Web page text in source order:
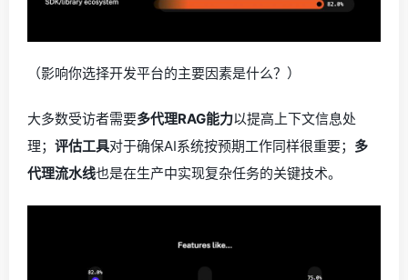
（影响你选择开发平台的主要因素是什么？）
大多数受访者需要多代理RAG能力以提高上下文信息处
理； 评估工具对于确保AI系统按预期工作同样很重要； 多
代理流水线也是在生产中实现复杂任务的关键技术。